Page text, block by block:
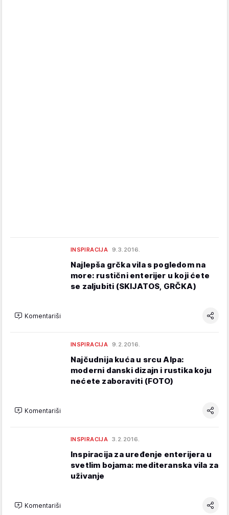
INSPIRACIJA 9.3.2016.
Najlepša grčka vila s pogledom na
more: rustični enterijer u koji ćete
se zaljubiti (SKIJATOS, GRČKA)
Komentariši
INSPIRACIJA 9.2.2016.
Najčudnija kuća u srcu Alpa:
moderni danski dizajn i rustika koju
nećete zaboraviti (FOTO)
Komentariši
INSPIRACIJA 3.2.2016.
Inspiracija za uređenje enterijera u
svetlim bojama: mediteranska vila za
uživanje
Komentariši